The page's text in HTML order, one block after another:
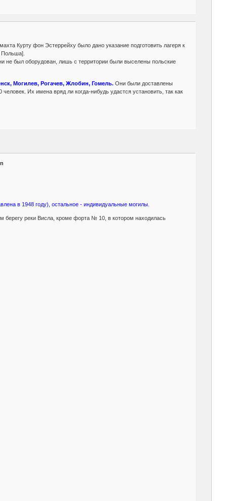
Курту фон Эстеррейху было дано указание подготовить лагеря к
Польша].
не был оборудован, лишь с территории были выселены польские
Могилев, Рогачев, Жлобин, Гомель.Они были доставлены
Их имена вряд ли когда-нибудь удастся установить, так как
в 1948 году), остальное - индивидуальные могилы.
берегу реки Висла, кроме форта № 10, в котором находилась